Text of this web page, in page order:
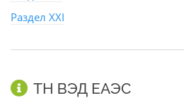
Раздел XXI
ТН ВЭД ЕАЭС